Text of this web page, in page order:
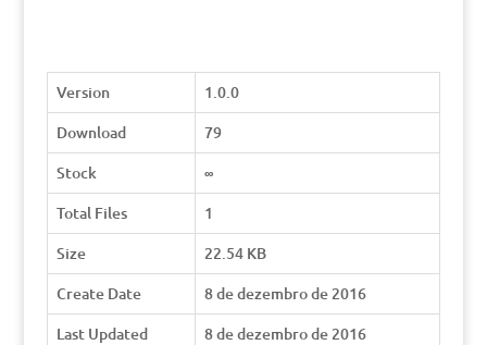
Version
1.0.0
Download
79
Stock
∞
Total Files
1
Size
22.54 KB
Create Date
8 de dezembro de 2016
Last Updated
8 de dezembro de 2016